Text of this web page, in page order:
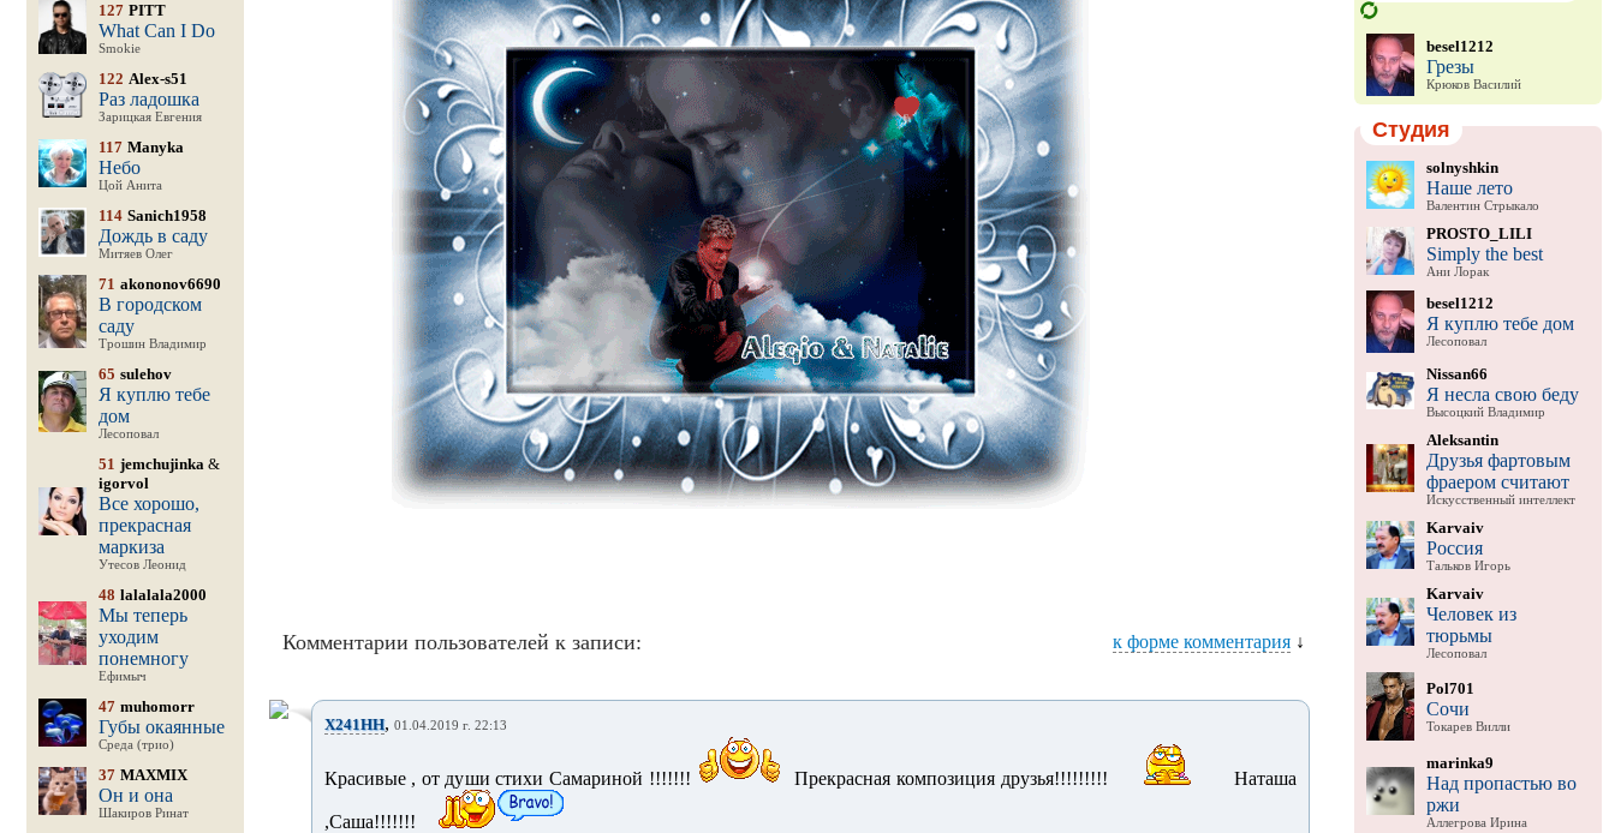
127 PITT
What Can I Do
Smokie
122 Alex-s51
Раз ладошка
Зарицкая Евгения
117 Manyka
Небо
Цой Анита
114 Sanich1958
Дождь в саду
Митяев Олег
71 akononov6690
В городском
саду
Трошин Владимир
65 sulehov
Я куплю тебе
дом
Лесоповал
51 jemchujinka&
igorvol
Все хорошо,
прекрасная
маркиза
Утесов Леонид
48 lalalala2000
Мы теперь
уходим
понемногу
Ефимыч
47 muhomorr
Губы окаянные
Среда (трио)
37 MAXMIX
Он и она
Шакиров Ринат
Комментарии пользователей к записи: к форме комментария ↓
X241HH, 01.04.2019 г. 22:13
Красивые , от души стихи Самариной !!!!!!! Прекрасная композиция друзья!!!!!!!!! Наташа
,Саша!!!!!!!
besel1212
Грезы
Крюков Василий
Студия
solnyshkin
Наше лето
Валентин Стрыкало
PROSTO_LILI
Simply the best
Ани Лорак
besel1212
Я куплю тебе дом
Лесоповал
Nissan66
Я несла свою беду
Высоцкий Владимир
Aleksantin
Друзья фартовым
фраером считают
Искусственный интеллект
Karvaiv
Россия
Тальков Игорь
Karvaiv
Человек из
тюрьмы
Лесоповал
Pol701
Сочи
Токарев Вилли
marinka9
Над пропастью во
ржи
Аллегрова Ирина